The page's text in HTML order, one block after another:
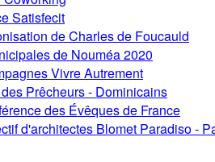
Satisfecit
de Charles de Foucauld
de Nouméa 2020
Vivre Autrement
Prêcheurs - Dominicains
des Évêques de France
d'architectes Blomet Paradiso -